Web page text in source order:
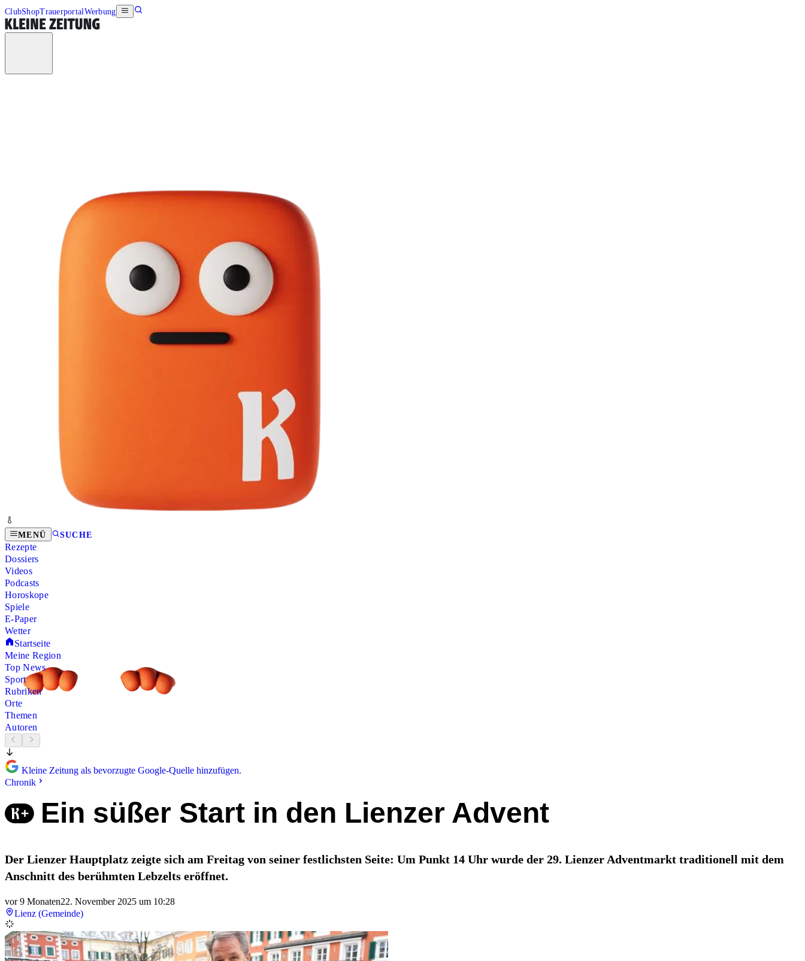
ClubShopTrauerportalWerbung
MENÜ SUCHE
Rezepte
Dossiers
Videos
Podcasts
Horoskope
Spiele
E-Paper
Wetter
Startseite
Meine Region
Top News
Sport
Rubriken
Orte
Themen
Autoren
Kleine Zeitung als bevorzugte Google-Quelle hinzufügen.
Chronik
Ein süßer Start in den Lienzer Advent
Der Lienzer Hauptplatz zeigte sich am Freitag von seiner festlichsten Seite: Um Punkt 14 Uhr wurde der 29. Lienzer Adventmarkt traditionell mit dem
Anschnitt des berühmten Lebzelts eröffnet.
vor 9 Monaten22. November 2025 um 10:28
Lienz (Gemeinde)